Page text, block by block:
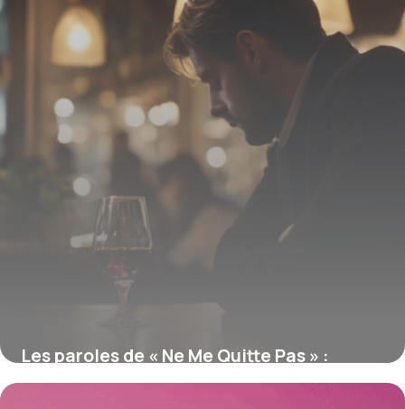
Les paroles de « Ne Me Quitte Pas » :
analyse de leur impact émotionnel